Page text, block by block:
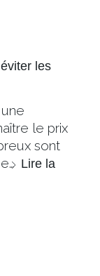
les
le prix
sont
Lire la